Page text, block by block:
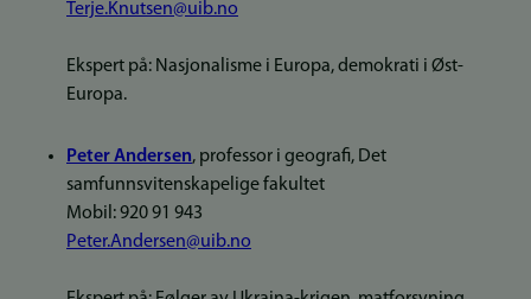
Terje.Knutsen@uib.no
Ekspert på: Nasjonalisme i Europa, demokrati i Øst-
Europa.
Peter Andersen, professor i geografi, Det
samfunnsvitenskapelige fakultet
Mobil: 920 91 943
Peter.Andersen@uib.no